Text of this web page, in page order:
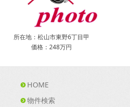
所在地：松山市東野6丁目甲
価格：248万円
HOME
物件検索